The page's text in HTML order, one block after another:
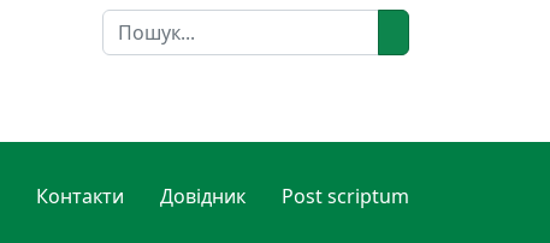
Пошук
Контакти Довідник Post scriptum